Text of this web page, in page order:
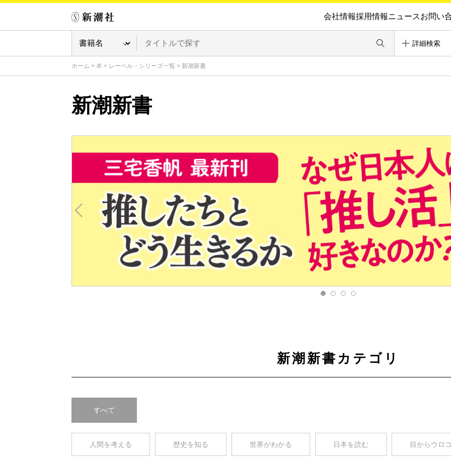
会社情報採用情報ニュースお問い
詳細検索
ホーム > 本 > レーベル・シリーズ一覧 > 新潮新書
新潮新書
新潮新書カテゴリ
すべて
人間を考える 歴史を知る 世界がわかる 日本を読む 目からウロコ